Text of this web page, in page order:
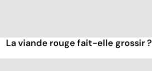
La viande rouge fait-elle grossir ?